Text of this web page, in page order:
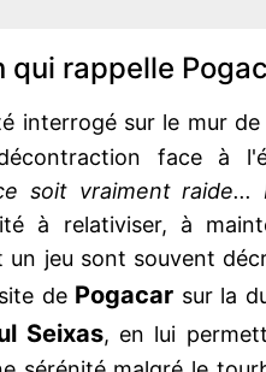
qui rappelle
interrogé sur le mur de
face à
soit vraiment raide...
à relativiser, à
un jeu sont souvent
de Pogacar sur la
Seixas, en lui